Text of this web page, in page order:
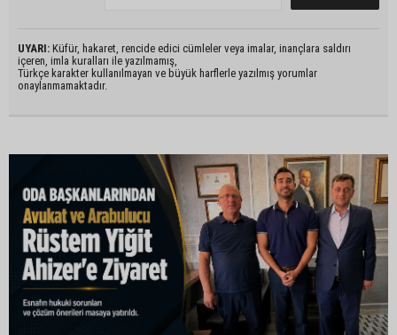
UYARI: Küfür, hakaret, rencide edici cümleler veya imalar, inançlara saldırı
içeren, imla kuralları ile yazılmamış,
Türkçe karakter kullanılmayan ve büyük harflerle yazılmış yorumlar
onaylanmamaktadır.